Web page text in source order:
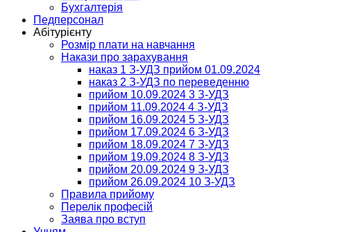
Бухгалтерія
Педперсонал
Абітурієнту
Розмір плати на навчання
Накази про зарахування
наказ 1 З-УДЗ прийом 01.09.2024
наказ 2 З-УДЗ по переведенню
прийом 10.09.2024 3 З-УДЗ
прийом 11.09.2024 4 З-УДЗ
прийом 16.09.2024 5 З-УДЗ
прийом 17.09.2024 6 З-УДЗ
прийом 18.09.2024 7 З-УДЗ
прийом 19.09.2024 8 З-УДЗ
прийом 20.09.2024 9 З-УДЗ
прийом 26.09.2024 10 З-УДЗ
Правила прийому
Перелік професій
Заява про вступ